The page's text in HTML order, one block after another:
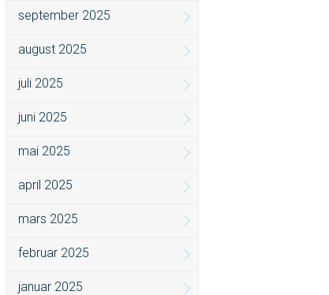
september 2025
august 2025
juli 2025
juni 2025
mai 2025
april 2025
mars 2025
februar 2025
januar 2025